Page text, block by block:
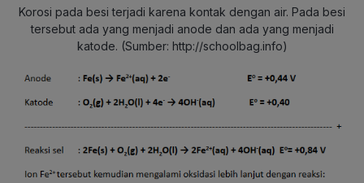
Korosi pada besi terjadi karena kontak dengan air. Pada besi
tersebut ada yang menjadi anode dan ada yang menjadi
katode. (Sumber: http://schoolbag.info)